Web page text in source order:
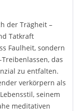
der Trägheit –
Tatkraft
Faulheit, sondern
das
zu entfalten.
verkörpern als
seinem
meditativen